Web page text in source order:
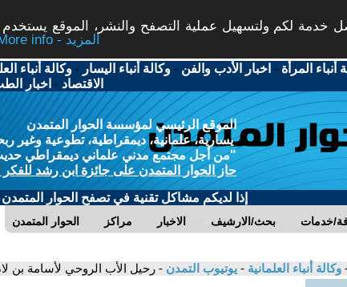
خدمة لكم ولتسهيل عملية التصفح والنشر، الموقع
More info - المزيد
أنباء المرأة - اخبار الأدب والفن -وكالة أنباء اليسار -وكالة أنباء
الاقتصاد - اخبار
الموقع الرئيسي لمؤسسة الحوار المتمدن
يسارية، علمانية، ديمقراطية، تطوعية وغير
"من أجل مجتمع مدني علماني ديمقراطي حديث
حاز الحوار المتمدن على جائزة ابن رشد للفكر
إذا لديكم مشاكل تقنية في تصفح الحوار المتمدن
الحوار المتمدن مراكز الاخبار بحث/الارشيف خدمات
وكالة أنباء العلمانية - يوتيوب التمدن - رحيل الأب الروحي لأسامة بن